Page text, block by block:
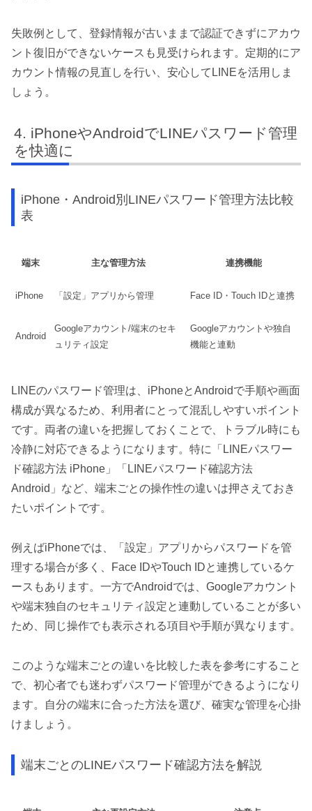
失敗例として、登録情報が古いままで認証できずにアカウ
ント復旧ができないケースも見受けられます。定期的にア
カウント情報の見直しを行い、安心してLINEを活用しま
しょう。
iPhoneやAndroidでLINEパスワード管理
を快適に
iPhone・Android別LINEパスワード管理方法比較
表
端末 主な管理方法 連携機能
iPhone 「設定」アプリから管理 Face ID・Touch IDと連携
Android
Googleアカウント/端末のセキ
ュリティ設定
Googleアカウントや独自
機能と連動
LINEのパスワード管理は、iPhoneとAndroidで手順や画面
構成が異なるため、利用者にとって混乱しやすいポイント
です。両者の違いを把握しておくことで、トラブル時にも
冷静に対応できるようになります。特に「LINEパスワー
ド確認方法 iPhone」「LINEパスワード確認方法
Android」など、端末ごとの操作性の違いは押さえておき
たいポイントです。
例えばiPhoneでは、「設定」アプリからパスワードを管
理する場合が多く、Face IDやTouch IDと連携しているケ
ースもあります。一方でAndroidでは、Googleアカウント
や端末独自のセキュリティ設定と連動していることが多い
ため、同じ操作でも表示される項目や手順が異なります。
このような端末ごとの違いを比較した表を参考にすること
で、初心者でも迷わずパスワード管理ができるようになり
ます。自分の端末に合った方法を選び、確実な管理を心掛
けましょう。
端末ごとのLINEパスワード確認方法を解説